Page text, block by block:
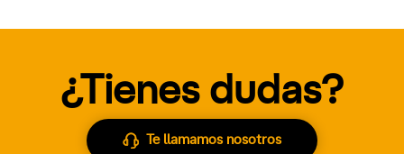
¿Tienes dudas?
Te llamamos nosotros